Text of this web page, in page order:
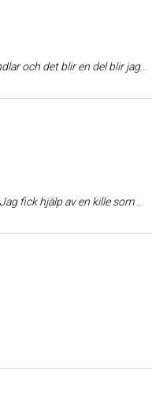
många butiker i dag som har sådan service.
starkt. Återkom och köpte en vinterjacka en månad efter men då behövde jag inte lika mycket hjälp. Där det finns bra service återkommer jag.